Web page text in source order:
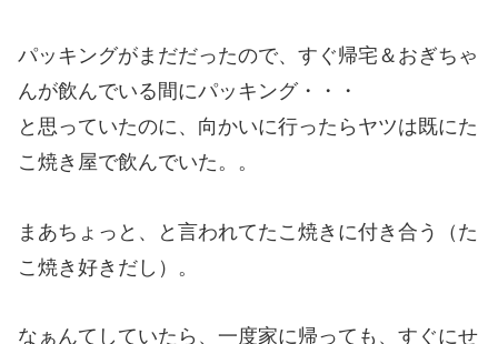
パッキングがまだだったので、すぐ帰宅＆おぎちゃ
んが飲んでいる間にパッキング・・・
と思っていたのに、向かいに行ったらヤツは既にた
こ焼き屋で飲んでいた。。
まあちょっと、と言われてたこ焼きに付き合う（た
こ焼き好きだし）。
なぁんてしていたら、一度家に帰っても、すぐにせ